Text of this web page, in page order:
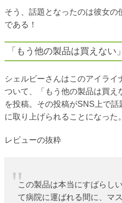
そう、話題となったのは彼女の
である！
「もう他の製品は買えない」
シェルビーさんはこのアイライ
ついて、「もう他の製品は買え
を投稿。その投稿がSNS上で
に取り上げられることになった。
レビューの抜粋
この製品は本当にすばらし
て病院に運ばれる間に、マ